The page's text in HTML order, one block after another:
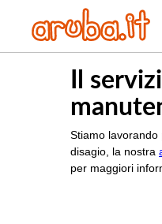
Il
Stiamo
disagio, la nostra
per maggiori